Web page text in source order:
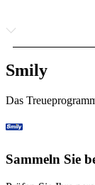
Smily
Das
Sammeln Sie